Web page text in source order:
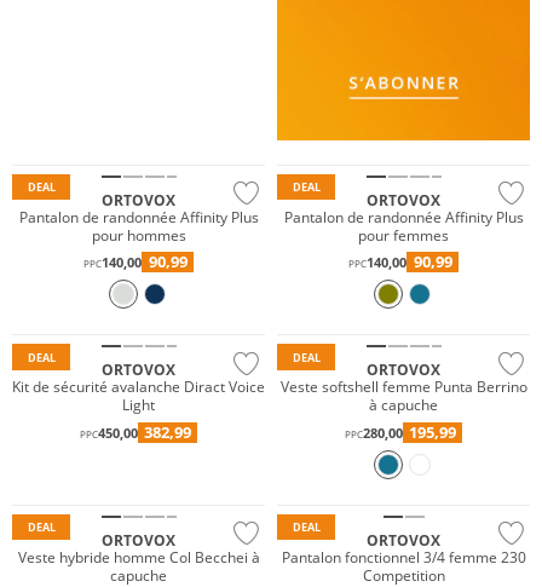
DEAL
ORTOVOX
Pantalon de randonnée Affinity Plus
pour hommes
PPC140,00 90,99
DEAL
Durable
ORTOVOX
Pantalon de randonnée Affinity Plus
pour femmes
PPC140,00 90,99
DEAL
ORTOVOX
Kit de sécurité avalanche Diract Voice
Light
PPC450,00 382,99
DEAL
ORTOVOX
Veste softshell femme Punta Berrino
à capuche
PPC280,00 195,99
DEAL
ORTOVOX
Veste hybride homme Col Becchei à
capuche
DEAL
ORTOVOX
Pantalon fonctionnel 3/4 femme 230
Competition